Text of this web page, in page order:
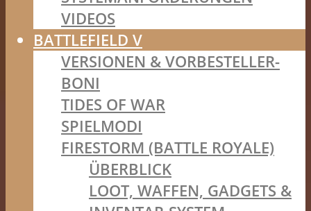
VIDEOS
BATTLEFIELD V
VERSIONEN & VORBESTELLER-
BONI
TIDES OF WAR
SPIELMODI
FIRESTORM (BATTLE ROYALE)
ÜBERBLICK
LOOT, WAFFEN, GADGETS &